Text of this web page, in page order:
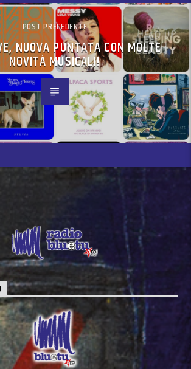
POST PRECEDENTE
NUOVA PUNTATA CON MOLTE
NOVITÀ MUSICALI!